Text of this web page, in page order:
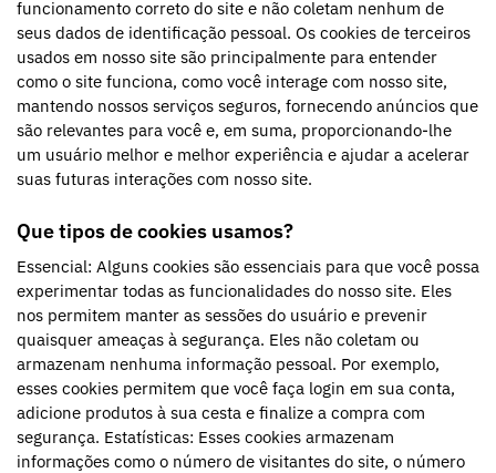
funcionamento correto do site e não coletam nenhum de
seus dados de identificação pessoal. Os cookies de terceiros
usados em nosso site são principalmente para entender
como o site funciona, como você interage com nosso site,
mantendo nossos serviços seguros, fornecendo anúncios que
são relevantes para você e, em suma, proporcionando-lhe
um usuário melhor e melhor experiência e ajudar a acelerar
suas futuras interações com nosso site.
Que tipos de cookies usamos?
Essencial: Alguns cookies são essenciais para que você possa
experimentar todas as funcionalidades do nosso site. Eles
nos permitem manter as sessões do usuário e prevenir
quaisquer ameaças à segurança. Eles não coletam ou
armazenam nenhuma informação pessoal. Por exemplo,
esses cookies permitem que você faça login em sua conta,
adicione produtos à sua cesta e finalize a compra com
segurança. Estatísticas: Esses cookies armazenam
informações como o número de visitantes do site, o número